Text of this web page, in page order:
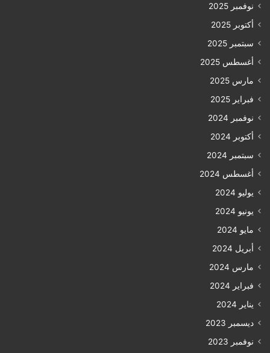
نوفمبر 2025
أكتوبر 2025
سبتمبر 2025
أغسطس 2025
مارس 2025
فبراير 2025
نوفمبر 2024
أكتوبر 2024
سبتمبر 2024
أغسطس 2024
يوليو 2024
يونيو 2024
مايو 2024
أبريل 2024
مارس 2024
فبراير 2024
يناير 2024
ديسمبر 2023
نوفمبر 2023